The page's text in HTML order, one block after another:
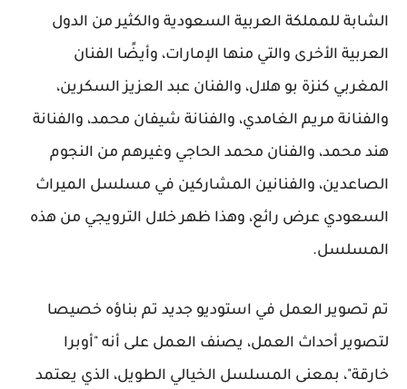
الشابة للمملكة العربية السعودية والكثير من الدول
العربية الأخرى والتي منها الإمارات، وأيضًا الفنان
المغربي كنزة بو هلال، والفنان عبد العزيز السكرين،
والفنانة مريم الغامدي، والفنانة شيفان محمد، والفنانة
هند محمد، والفنان محمد الحاجي وغيرهم من النجوم
الصاعدين، والفنانين المشاركين في مسلسل الميراث
السعودي عرض رائع، وهذا ظهر خلال الترويجي من هذه
المسلسل.
تم تصوير العمل في استوديو جديد تم بناؤه خصيصا
لتصوير أحداث العمل، يصنف العمل على أنه "أوبرا
خارقة"، بمعنى المسلسل الخيالي الطويل، الذي يعتمد